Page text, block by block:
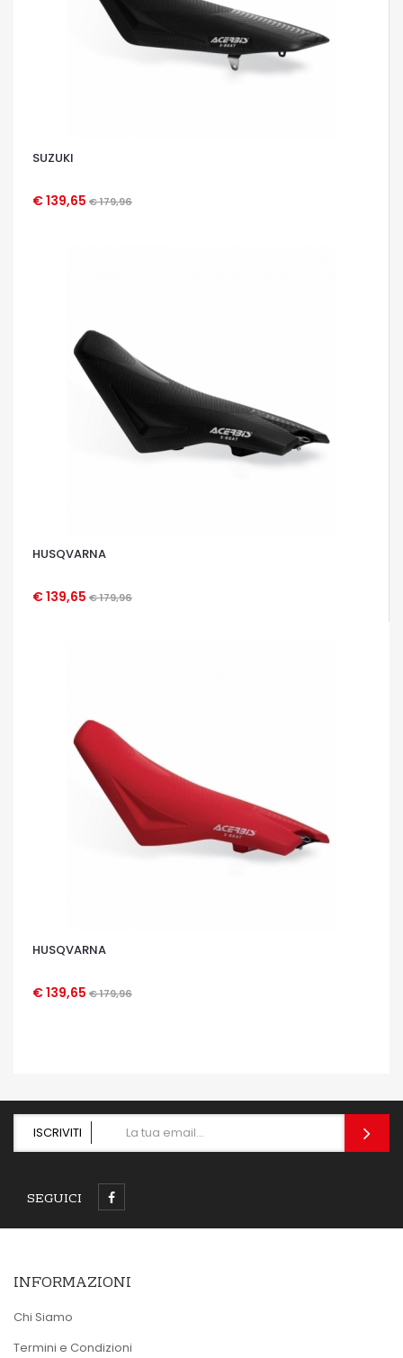
SUZUKI
€ 139,65 € 179,96
OCCHIATA VELOCE
HUSQVARNA
€ 139,65 € 179,96
OCCHIATA VELOCE
HUSQVARNA
€ 139,65 € 179,96
OCCHIATA VELOCE
ISCRIVITI
SEGUICI
INFORMAZIONI
Chi Siamo
Termini e Condizioni